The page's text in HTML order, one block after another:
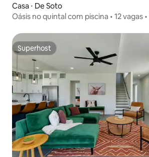
Casa ⋅ De Soto
Oásis no quintal com piscina • 12 vagas
Superhost
Superhost